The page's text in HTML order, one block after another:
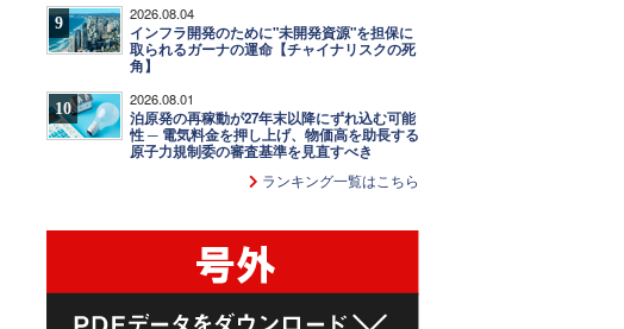
9 2026.08.04
インフラ開発のために"未開発資源"を担保に
取られるガーナの運命【チャイナリスクの死
角】
10 2026.08.01
泊原発の再稼動が27年末以降にずれ込む可能
性 ─ 電気料金を押し上げ、物価高を助長する
原子力規制委の審査基準を見直すべき
ランキング一覧はこちら